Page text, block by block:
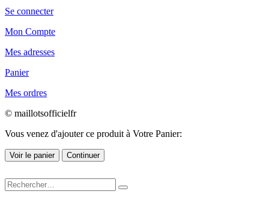
Se connecter
Mon Compte
Mes adresses
Panier
Mes ordres
© maillotsofficielfr
Vous venez d'ajouter ce produit à Votre Panier:
Voir le panier Continuer